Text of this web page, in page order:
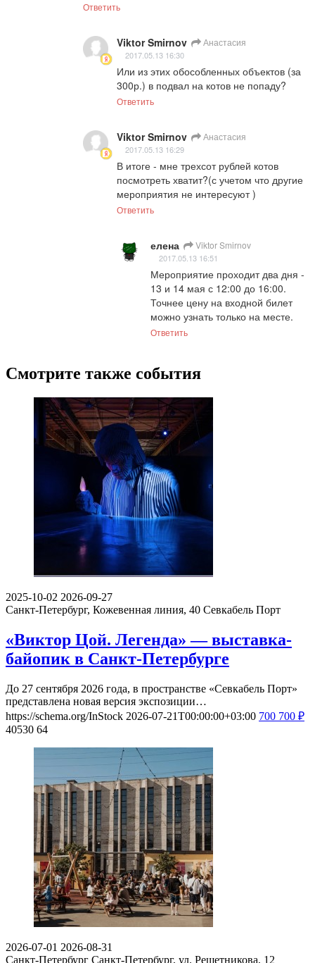
Ответить
Viktor Smirnov Анастасия
2017.05.13 16:30
Или из этих обособленных объектов (за
300р.) в подвал на котов не попаду?
Ответить
Viktor Smirnov Анастасия
2017.05.13 16:29
В итоге - мне трехсот рублей котов
посмотреть хватит?(с учетом что другие
мероприятия не интересуют )
Ответить
елена Viktor Smirnov
2017.05.13 16:51
Мероприятие проходит два дня -
13 и 14 мая с 12:00 до 16:00.
Точнее цену на входной билет
можно узнать только на месте.
Ответить
Смотрите также события
2025-10-02 2026-09-27
Санкт-Петербург, Кожевенная линия, 40 Севкабель Порт
«Виктор Цой. Легенда» — выставка-
байопик в Санкт-Петербурге
До 27 сентября 2026 года, в пространстве «Севкабель Порт»
представлена новая версия экспозиции…
https://schema.org/InStock 2026-07-21T00:00:00+03:00 700 700 ₽
40530 64
2026-07-01 2026-08-31
Санкт-Петербург Санкт-Петербург, ул. Решетникова, 12